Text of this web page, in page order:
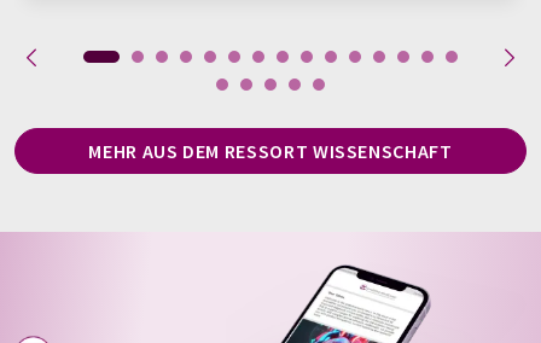
MEHR AUS DEM RESSORT WISSENSCHAFT